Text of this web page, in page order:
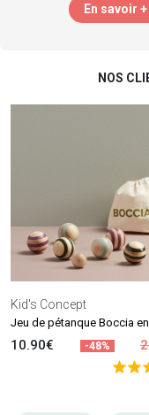
En savoir +
NOS
Kid's Concept
Jeu de pétanque Boccia
10.90€ -48%